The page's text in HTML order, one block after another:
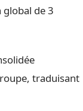
de 3
traduisant